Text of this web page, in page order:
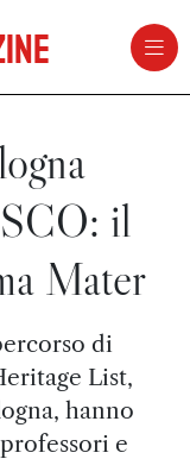
il
Mater
di
List,
hanno
e